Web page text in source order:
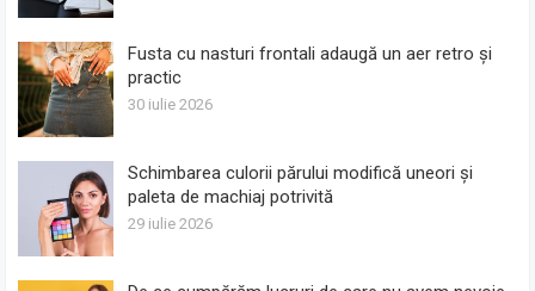
Fusta cu nasturi frontali adaugă un aer retro și
practic
30 iulie 2026
Schimbarea culorii părului modifică uneori și
paleta de machiaj potrivită
29 iulie 2026